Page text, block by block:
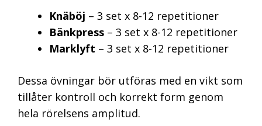
Knäböj – 3 set x 8-12 repetitioner
Bänkpress – 3 set x 8-12 repetitioner
Marklyft – 3 set x 8-12 repetitioner
Dessa övningar bör utföras med en vikt som
tillåter kontroll och korrekt form genom
hela rörelsens amplitud.